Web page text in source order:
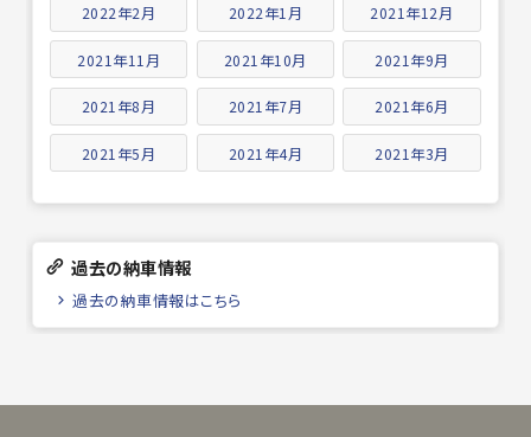
2022年2月 2022年1月 2021年12月
2021年11月 2021年10月 2021年9月
2021年8月 2021年7月 2021年6月
2021年5月 2021年4月 2021年3月
過去の納車情報
過去の納車情報はこちら